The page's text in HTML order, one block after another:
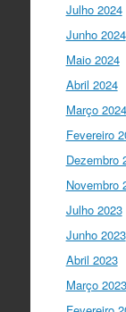
Julho 2024
Junho 2024
Maio 2024
Abril 2024
Março 2024
Fevereiro
Dezembro
Novembro
Julho 2023
Junho 2023
Abril 2023
Março 2023